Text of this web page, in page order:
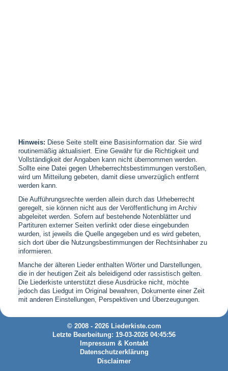
Hinweis: Diese Seite stellt eine Basisinformation dar. Sie wird
routinemäßig aktualisiert. Eine Gewähr für die Richtigkeit und
Vollständigkeit der Angaben kann nicht übernommen werden.
Sollte eine Datei gegen Urheberrechtsbestimmungen verstoßen,
wird um Mitteilung gebeten, damit diese unverzüglich entfernt
werden kann.
Die Aufführungsrechte werden allein durch das Urheberrecht
geregelt, sie können nicht aus der Veröffentlichung im Archiv
abgeleitet werden. Sofern auf bestehende Notenblätter und
Partituren externer Seiten verlinkt oder diese eingebunden
wurden, ist jeweils die Quelle angegeben und es wird gebeten,
sich dort über die Nutzungsbestimmungen der Rechtsinhaber zu
informieren.
Manche der älteren Lieder enthalten Wörter und Darstellungen,
die in der heutigen Zeit als beleidigend oder rassistisch gelten.
Die Liederkiste unterstützt diese Ausdrücke nicht, möchte
jedoch das Liedgut im Original bewahren, Dokumente einer Zeit
mit anderen Einstellungen, Perspektiven und Überzeugungen.
© 2008 - 2026 Liederkiste.com
Letzte Bearbeitung: 19-03-2026 04:45:56
Impressum & Kontakt
Datenschutzerklärung
Disclaimer